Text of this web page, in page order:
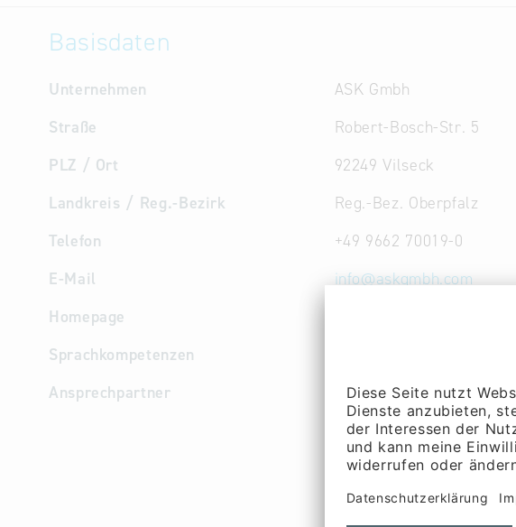
Basisdaten
Unternehmen
ASK Gmbh
Straße
Robert-Bosch-Str. 5
PLZ / Ort
92249 Vilseck
Landkreis / Reg.-Bezirk
Reg.-Bez. Oberpfalz
Telefon
+49 9662 70019-0
E-Mail
info@askgmbh.com
Homepage
Sprachkompetenzen
Ansprechpartner
Geschäftsführung,
Marketing:Herr Thomas
Rubenbauer
Geschäftsführung: Herr
Kelsch